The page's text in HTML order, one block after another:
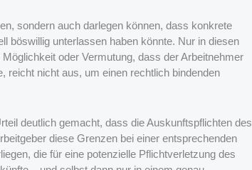
sondern auch darlegen können, dass konkrete
böswillig unterlassen haben könnte. Nur in diesen
oder Vermutung, dass der Arbeitnehmer
reicht nicht aus, um einen rechtlich bindenden
deutlich gemacht, dass die Auskunftspflichten des
diese Grenzen bei einer entsprechenden
die für eine potenzielle Pflichtverletzung des